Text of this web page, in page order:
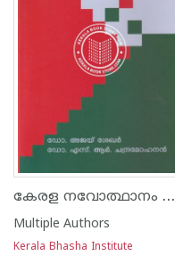
കേരള നവോത്ഥാനം പുതു വായനകള്‍
Multiple Authors
Kerala Bhasha Institute